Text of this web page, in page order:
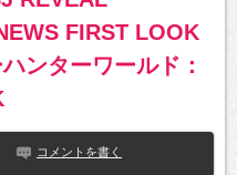
FIRST LOOK
ンターワールド：
コメントを書く